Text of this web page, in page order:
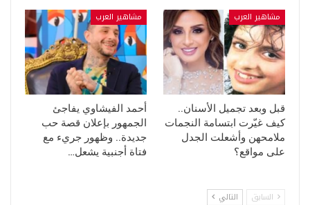
مشاهير العرب
قبل وبعد تجميل الأسنان..
كيف غيّرت ابتسامة النجمات
ملامحهن وأشعلت الجدل
على مواقع؟
مشاهير العرب
أحمد الفيشاوي يفاجئ
الجمهور بإعلان قصة حب
جديدة.. وظهور جريء مع
فتاة أجنبية يشعل…
السابق التالي